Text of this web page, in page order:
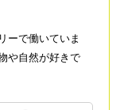
ーで働いていま
や自然が好きで